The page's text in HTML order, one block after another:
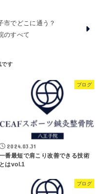
市でどこに通う？
のすべて
ブログ
2024.03.31
番最短で肩こり改善できる技術
とはvol.1
ブログ